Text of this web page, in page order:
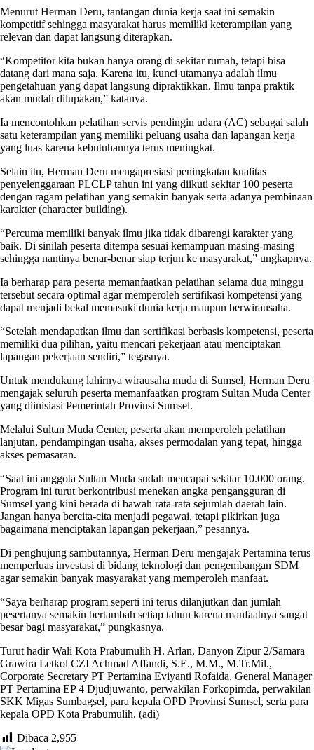
Menurut Herman Deru, tantangan dunia kerja saat ini semakin
kompetitif sehingga masyarakat harus memiliki keterampilan yang
relevan dan dapat langsung diterapkan.
“Kompetitor kita bukan hanya orang di sekitar rumah, tetapi bisa
datang dari mana saja. Karena itu, kunci utamanya adalah ilmu
pengetahuan yang dapat langsung dipraktikkan. Ilmu tanpa praktik
akan mudah dilupakan,” katanya.
Ia mencontohkan pelatihan servis pendingin udara (AC) sebagai salah
satu keterampilan yang memiliki peluang usaha dan lapangan kerja
yang luas karena kebutuhannya terus meningkat.
Selain itu, Herman Deru mengapresiasi peningkatan kualitas
penyelenggaraan PLCLP tahun ini yang diikuti sekitar 100 peserta
dengan ragam pelatihan yang semakin banyak serta adanya pembinaan
karakter (character building).
“Percuma memiliki banyak ilmu jika tidak dibarengi karakter yang
baik. Di sinilah peserta ditempa sesuai kemampuan masing-masing
sehingga nantinya benar-benar siap terjun ke masyarakat,” ungkapnya.
Ia berharap para peserta memanfaatkan pelatihan selama dua minggu
tersebut secara optimal agar memperoleh sertifikasi kompetensi yang
dapat menjadi bekal memasuki dunia kerja maupun berwirausaha.
“Setelah mendapatkan ilmu dan sertifikasi berbasis kompetensi, peserta
memiliki dua pilihan, yaitu mencari pekerjaan atau menciptakan
lapangan pekerjaan sendiri,” tegasnya.
Untuk mendukung lahirnya wirausaha muda di Sumsel, Herman Deru
mengajak seluruh peserta memanfaatkan program Sultan Muda Center
yang diinisiasi Pemerintah Provinsi Sumsel.
Melalui Sultan Muda Center, peserta akan memperoleh pelatihan
lanjutan, pendampingan usaha, akses permodalan yang tepat, hingga
akses pemasaran.
“Saat ini anggota Sultan Muda sudah mencapai sekitar 10.000 orang.
Program ini turut berkontribusi menekan angka pengangguran di
Sumsel yang kini berada di bawah rata-rata sejumlah daerah lain.
Jangan hanya bercita-cita menjadi pegawai, tetapi pikirkan juga
bagaimana menciptakan lapangan pekerjaan,” pesannya.
Di penghujung sambutannya, Herman Deru mengajak Pertamina terus
memperluas investasi di bidang teknologi dan pengembangan SDM
agar semakin banyak masyarakat yang memperoleh manfaat.
“Saya berharap program seperti ini terus dilanjutkan dan jumlah
pesertanya semakin bertambah setiap tahun karena manfaatnya sangat
besar bagi masyarakat,” pungkasnya.
Turut hadir Wali Kota Prabumulih H. Arlan, Danyon Zipur 2/Samara
Grawira Letkol CZI Achmad Affandi, S.E., M.M., M.Tr.Mil.,
Corporate Secretary PT Pertamina Eviyanti Rofaida, General Manager
PT Pertamina EP 4 Djudjuwanto, perwakilan Forkopimda, perwakilan
SKK Migas Sumbagsel, para kepala OPD Provinsi Sumsel, serta para
kepala OPD Kota Prabumulih. (adi)
Dibaca 2,955